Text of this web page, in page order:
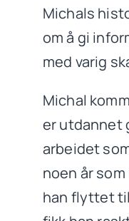
Michals
om å gi
med varig
Michal
er utdannet
arbeidet
noen år
han flyttet til